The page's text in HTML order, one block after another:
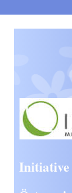
Initiative